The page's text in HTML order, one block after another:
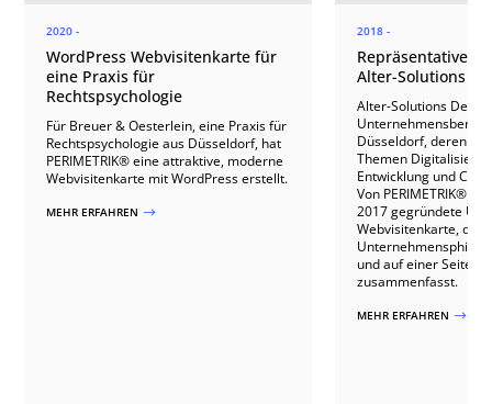
2020 -
WordPress Webvisitenkarte für
eine Praxis für
Rechtspsychologie
Für Breuer & Oesterlein, eine Praxis für
Rechtspsychologie aus Düsseldorf, hat
PERIMETRIK® eine attraktive, moderne
Webvisitenkarte mit WordPress erstellt.
MEHR ERFAHREN $
2018 -
Repräsentativer
Alter-Solutions
Alter-Solutions
Düsseldorf, deren
Themen
Entwicklung und
Von PERIMETRIK®
2017 gegründete
Webvisitenkarte, die
und auf einer Seite
zusammenfasst.
MEHR ERFAHREN $